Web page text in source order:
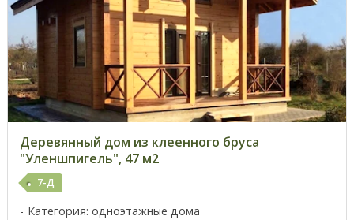
Деревянный дом из клеенного бруса
"Уленшпигель", 47 м2
7-Д
Категория: одноэтажные дома